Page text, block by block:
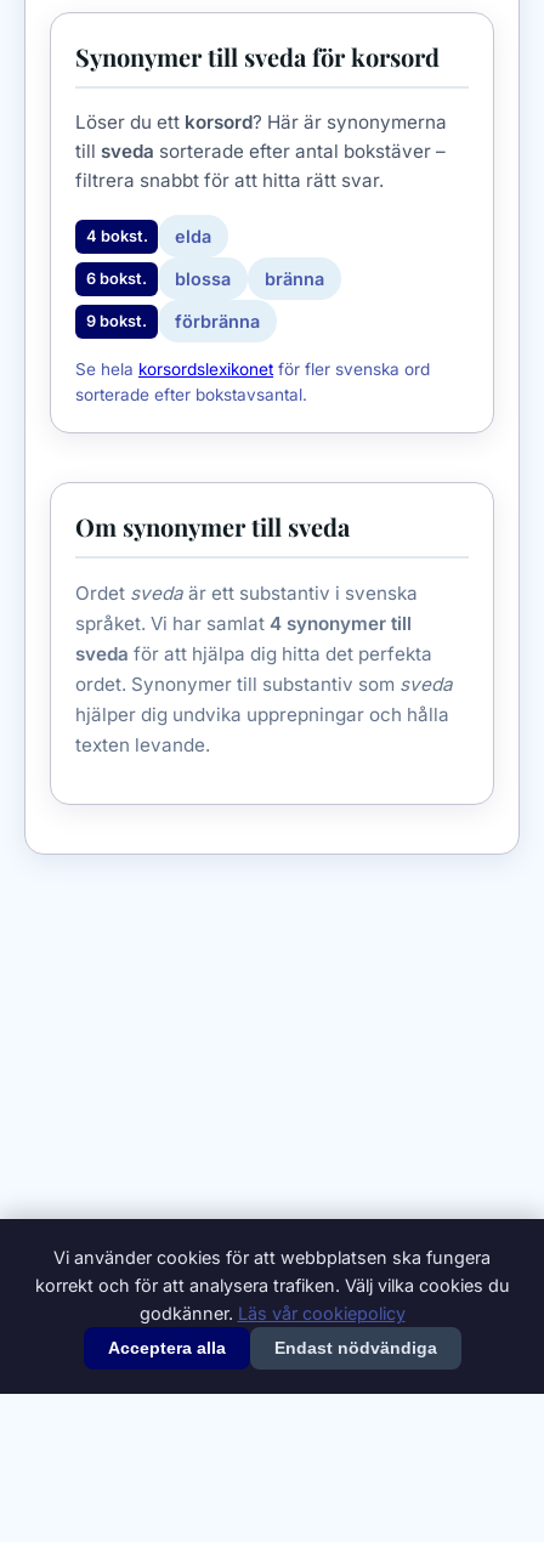
Synonymer till sveda för korsord
Löser du ett korsord? Här är synonymerna
till sveda sorterade efter antal bokstäver –
filtrera snabbt för att hitta rätt svar.
4 bokst. elda
6 bokst. blossa bränna
9 bokst. förbränna
Se hela korsordslexikonet för fler svenska ord
sorterade efter bokstavsantal.
Om synonymer till sveda
Ordet sveda är ett substantiv i svenska
språket. Vi har samlat 4 synonymer till
sveda för att hjälpa dig hitta det perfekta
ordet. Synonymer till substantiv som sveda
hjälper dig undvika upprepningar och hålla
texten levande.
© 2026 Synonymer.it.com – Svenskt synonymlexikon
Vi använder cookies för att webbplatsen ska fungera
korrekt och för att analysera trafiken. Välj vilka cookies du
godkänner. Läs vår cookiepolicy
Acceptera alla Endast nödvändiga